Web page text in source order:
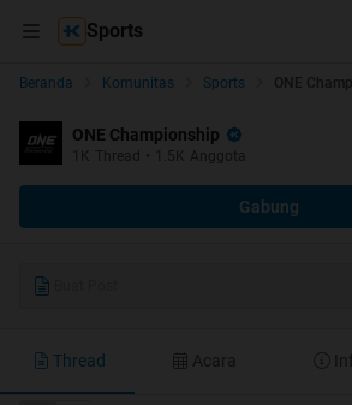
Sports
Beranda Komunitas Sports ONE
ONE Championship
Thread • 1.5K Anggota
Gabung
Thread Acara